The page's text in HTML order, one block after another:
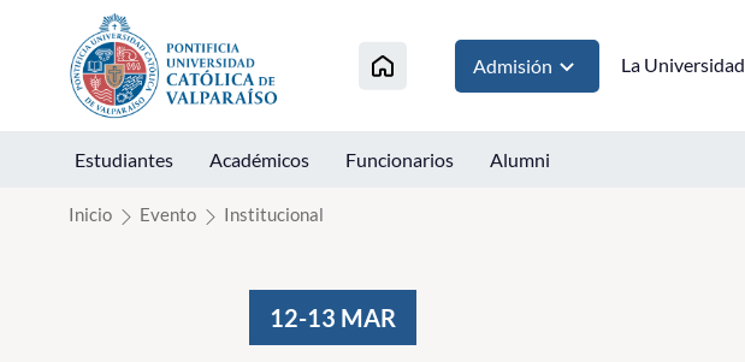
Click acá para ir directamente al contenido
Admisión La Universidad
Estudiantes Académicos Funcionarios Alumni
Inicio Evento Institucional
12-13 MAR